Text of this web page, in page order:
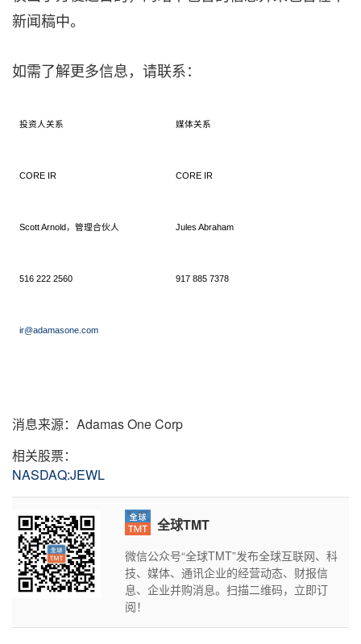
新闻稿中。
如需了解更多信息，请联系：
投资人关系 媒体关系
CORE IR CORE IR
Scott Arnold，管理合伙人 Jules Abraham
516 222 2560 917 885 7378
ir@adamasone.com
消息来源：Adamas One Corp
相关股票：
NASDAQ:JEWL
全球TMT
微信公众号“全球TMT”发布全球互联网、科
技、媒体、通讯企业的经营动态、财报信
息、企业并购消息。扫描二维码，立即订
阅！